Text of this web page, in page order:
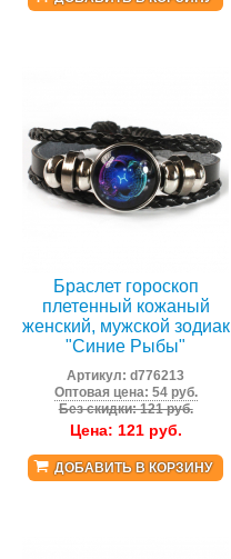
Браслет гороскоп
плетенный кожаный
женский, мужской зодиак
"Синие Рыбы"
Артикул:d776213
Оптовая цена: 54 руб.
Без скидки: 121 руб.
Цена: 121руб.
ДОБАВИТЬ В КОРЗИНУ